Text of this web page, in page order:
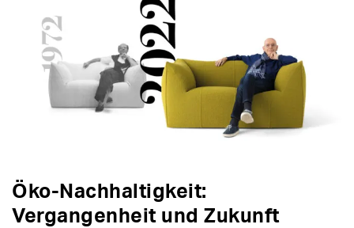
Öko-Nachhaltigkeit:
Vergangenheit und Zukunft